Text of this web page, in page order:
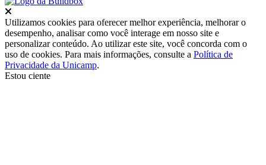
Utilizamos cookies para oferecer melhor experiência, melhorar o
desempenho, analisar como você interage em nosso site e
personalizar conteúdo. Ao utilizar este site, você concorda com o
uso de cookies. Para mais informações, consulte a Política de
Privacidade da Unicamp.
Estou ciente